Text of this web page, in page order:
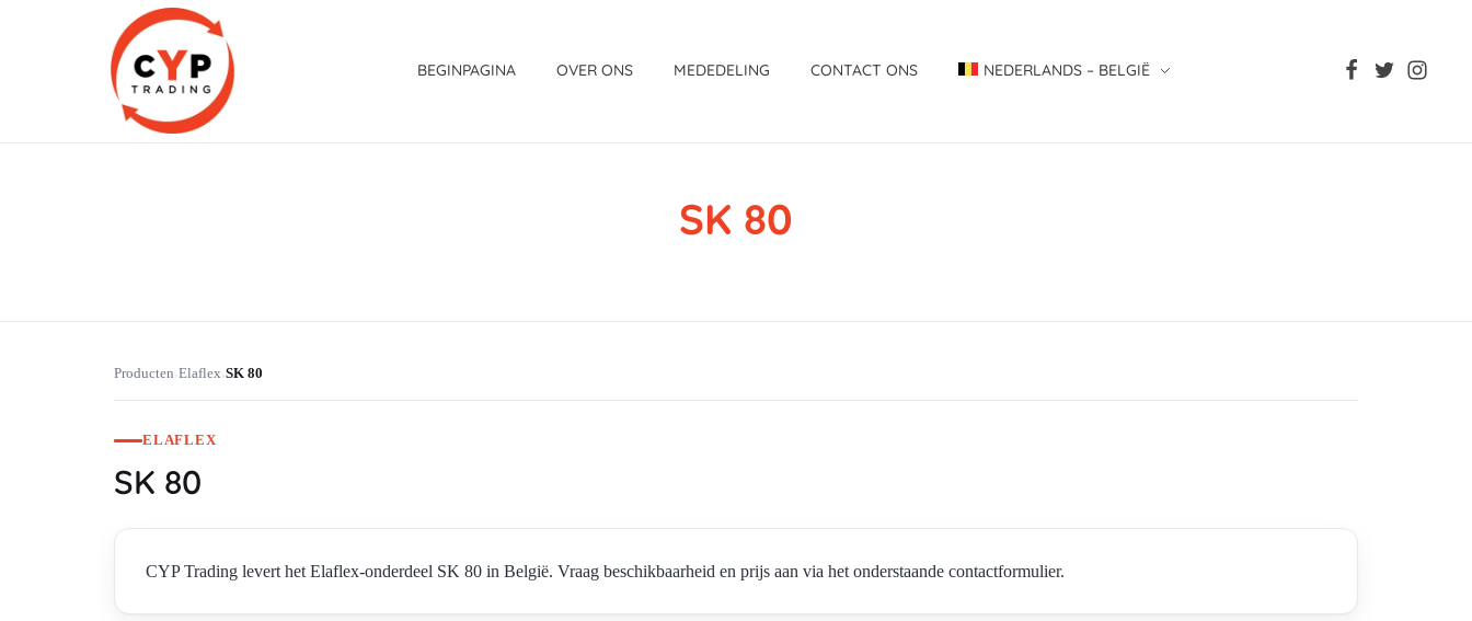
BEGINPAGINA OVER ONS MEDEDELING CONTACT ONS NEDERLANDS – BELGIË
SK 80
Producten›Elaflex›SK 80
ELAFLEX
SK 80
CYP Trading levert het Elaflex-onderdeel SK 80 in België. Vraag beschikbaarheid en prijs aan via het onderstaande contactformulier.